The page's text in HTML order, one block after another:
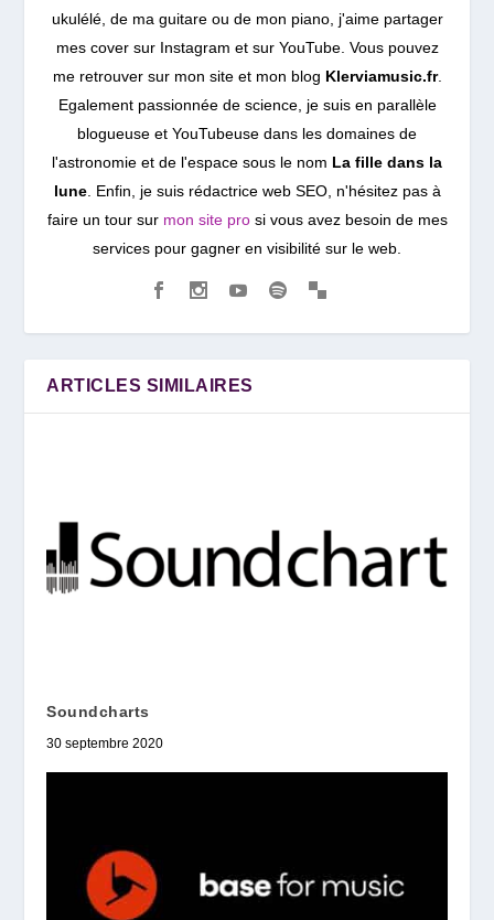
ukulélé, de ma guitare ou de mon piano, j'aime partager
mes cover sur Instagram et sur YouTube. Vous pouvez
me retrouver sur mon site et mon blog Klerviamusic.fr.
Egalement passionnée de science, je suis en parallèle
blogueuse et YouTubeuse dans les domaines de
l'astronomie et de l'espace sous le nom La fille dans la
lune. Enfin, je suis rédactrice web SEO, n'hésitez pas à
faire un tour sur mon site prosi vous avez besoin de mes
services pour gagner en visibilité sur le web.
ARTICLES SIMILAIRES
Soundcharts
30 septembre 2020